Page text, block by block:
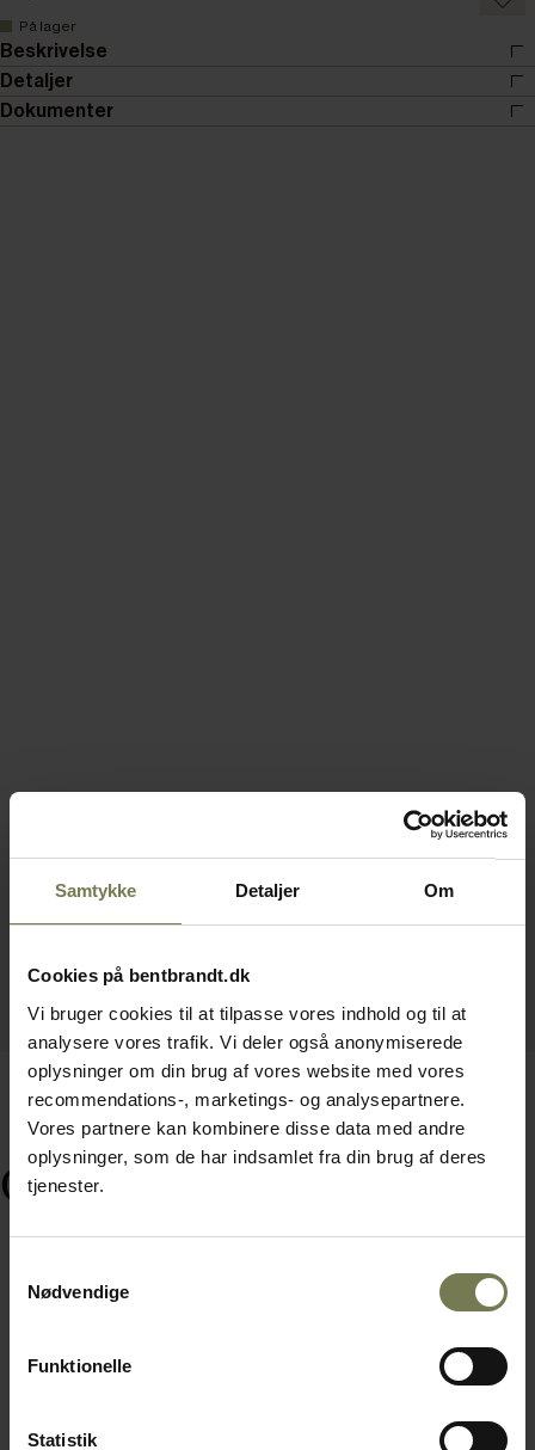
Samtykke Detaljer Om
Cookies på bentbrandt.dk
Vi bruger cookies til at tilpasse vores indhold og til at
analysere vores trafik. Vi deler også anonymiserede
oplysninger om din brug af vores website med vores
recommendations-, marketings- og analysepartnere.
Vores partnere kan kombinere disse data med andre
oplysninger, som de har indsamlet fra din brug af deres
tjenester.
Nødvendige
Funktionelle
Statistik
På lager
Beskrivelse
Detaljer
Dokumenter
Ofte købt sammen med